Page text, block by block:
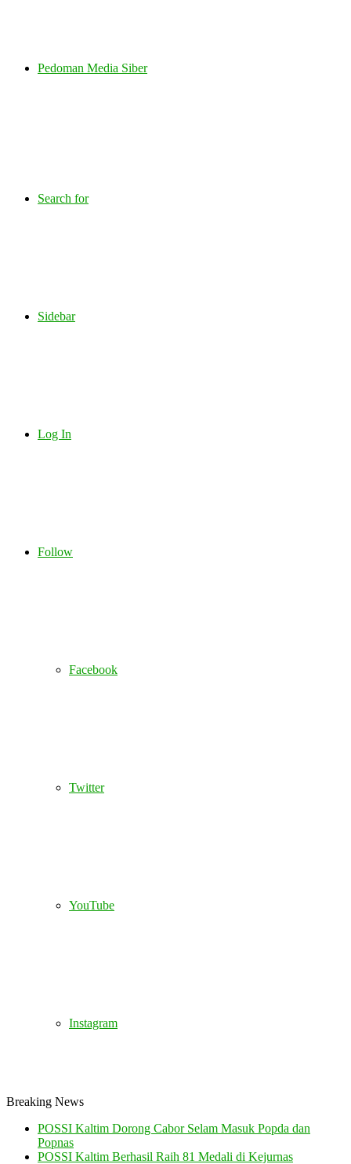
Pedoman Media Siber
Search for
Sidebar
Log In
Follow
Facebook
Twitter
YouTube
Instagram
Breaking News
POSSI Kaltim Dorong Cabor Selam Masuk Popda dan
Popnas
POSSI Kaltim Berhasil Raih 81 Medali di Kejurnas